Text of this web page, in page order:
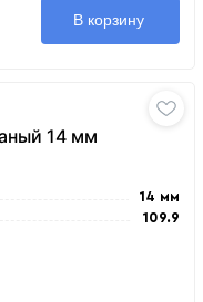
В корзину
14 мм
14 мм
109.9